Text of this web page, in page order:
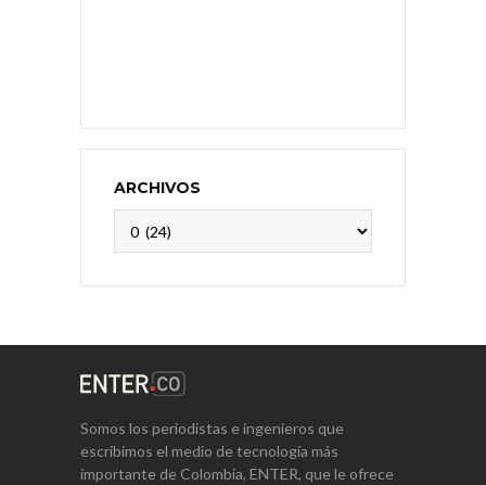
ARCHIVOS
Somos los periodistas e ingenieros que
escribimos el medio de tecnología más
importante de Colombia, ENTER, que le ofrece